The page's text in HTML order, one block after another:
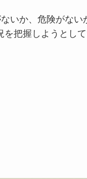
いか、危険がな
把握しようとして